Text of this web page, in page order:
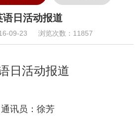
语日活动报道
09-23 浏览次数：11857
日活动报道
通讯员：徐芳